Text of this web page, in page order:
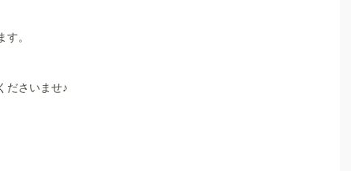
。
ださいませ♪